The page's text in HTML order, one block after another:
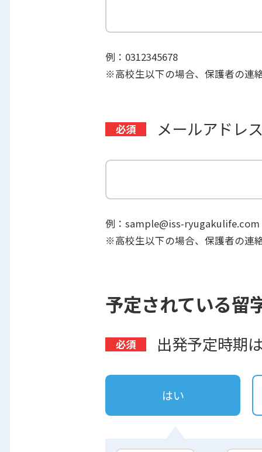
例：0312345678
※高校生以下の場合、保護者の連
メールアドレス
例：sample@iss-ryugakulife.com
※高校生以下の場合、保護者の連
予定されている留
出発予定時期
はい